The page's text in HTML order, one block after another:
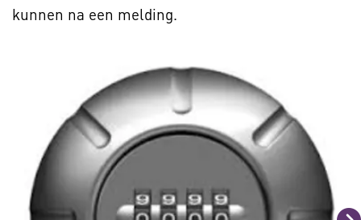
kunnen na een melding.